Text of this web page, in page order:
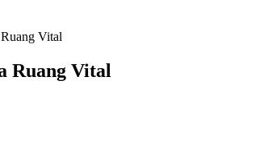
Vital
Ruang Vital